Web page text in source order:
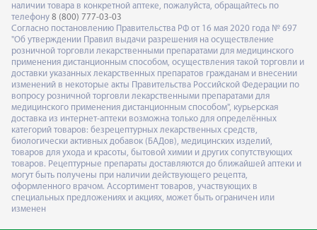
наличии товара в конкретной аптеке, пожалуйста, обращайтесь по
телефону 8 (800) 777-03-03
Согласно постановлению Правительства РФ от 16 мая 2020 года № 697
"Об утверждении Правил выдачи разрешения на осуществление
розничной торговли лекарственными препаратами для медицинского
применения дистанционным способом, осуществления такой торговли и
доставки указанных лекарственных препаратов гражданам и внесении
изменений в некоторые акты Правительства Российской Федерации по
вопросу розничной торговли лекарственными препаратами для
медицинского применения дистанционным способом", курьерская
доставка из интернет-аптеки возможна только для определённых
категорий товаров: безрецептурных лекарственных средств,
биологически активных добавок (БАДов), медицинских изделий,
товаров для ухода и красоты, бытовой химии и других сопутствующих
товаров. Рецептурные препараты доставляются до ближайшей аптеки и
могут быть получены при наличии действующего рецепта,
оформленного врачом. Ассортимент товаров, участвующих в
специальных предложениях и акциях, может быть ограничен или
изменен